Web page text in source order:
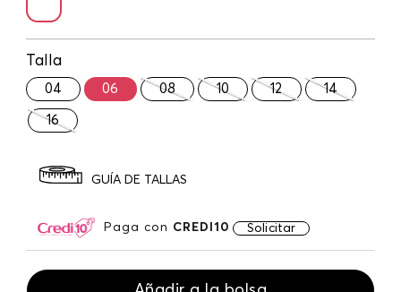
Talla
04 06 08 10 12 14
16
GUÍA DE TALLAS
Paga con CREDI10 Solicitar